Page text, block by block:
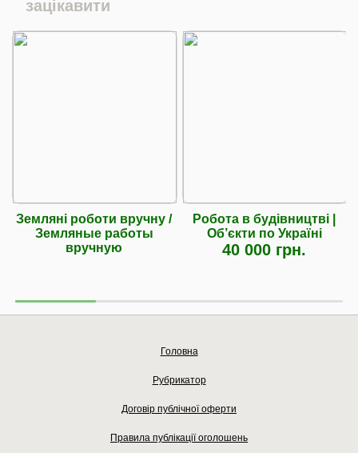
зацікавити
Земляні роботи вручну /
Земляные работы
вручную
Робота в будівництві |
Об’єкти по Україні
40 000 грн.
Головна
Рубрикатор
Договір публічної оферти
Правила публікації оголошень